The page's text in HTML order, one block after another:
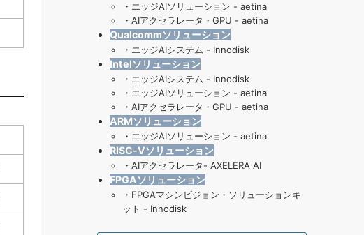
・ エッジAIソリューション - aetina
・ AIアクセラレータ・GPU - aetina
Qualcommソリューション
・ エッジAIシステム - Innodisk
Intelソリューション
・ エッジAIシステム - Innodisk
・ エッジAIソリューション - aetina
・ AIアクセラレータ・GPU - aetina
ARMソリューション
・ エッジAIソリューション - aetina
RISC-Vソリューション
・ AIアクセラレータ- AXELERA AI
FPGAソリューション
・ FPGAマシンビジョン・ソリューションキ
ット - Innodisk